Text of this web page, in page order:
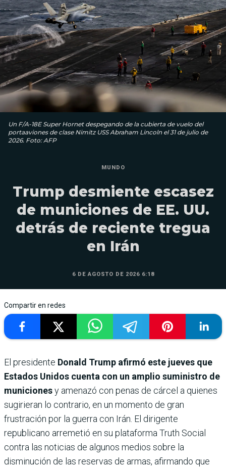
Un F/A-18E Super Hornet despegando de la cubierta de vuelo del
portaaviones de clase Nimitz USS Abraham Lincoln el 31 de julio de
2026. Foto: AFP
MUNDO
Trump desmiente escasez
de municiones de EE. UU.
detrás de reciente tregua
en Irán
6 DE AGOSTO DE 2026 6:18
Compartir en redes
El presidente Donald Trump afirmó este jueves que
Estados Unidos cuenta con un amplio suministro de
municionesy amenazó con penas de cárcel a quienes
sugirieran lo contrario, en un momento de gran
frustración por la guerra con Irán. El dirigente
republicano arremetió en su plataforma Truth Social
contra las noticias de algunos medios sobre la
disminución de las reservas de armas, afirmando que